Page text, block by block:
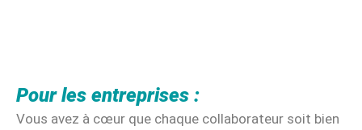
Pour les entreprises :
Vous avez à cœur que chaque collaborateur soit bien